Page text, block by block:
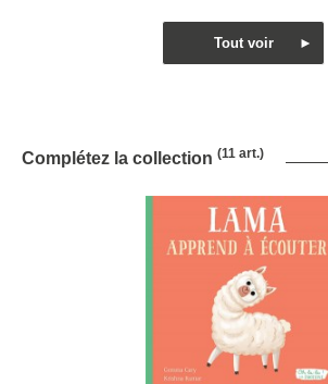
Complétez la collection (11 art.)